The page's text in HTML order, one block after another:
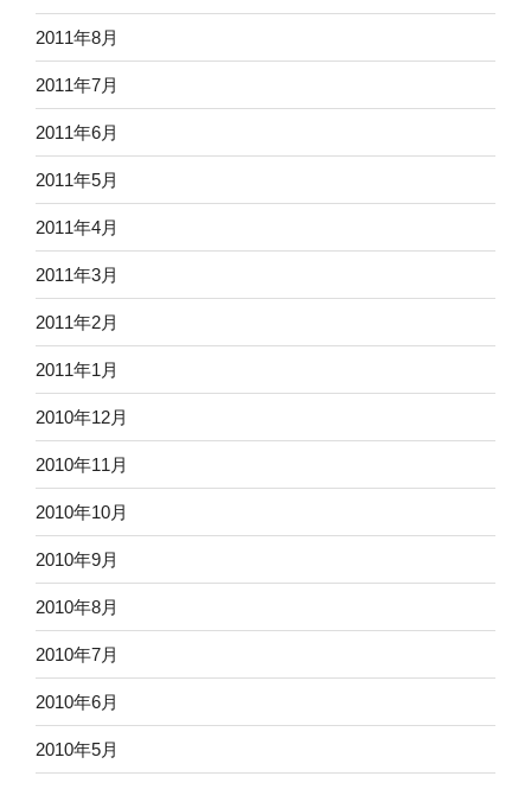
2011年8月
2011年7月
2011年6月
2011年5月
2011年4月
2011年3月
2011年2月
2011年1月
2010年12月
2010年11月
2010年10月
2010年9月
2010年8月
2010年7月
2010年6月
2010年5月